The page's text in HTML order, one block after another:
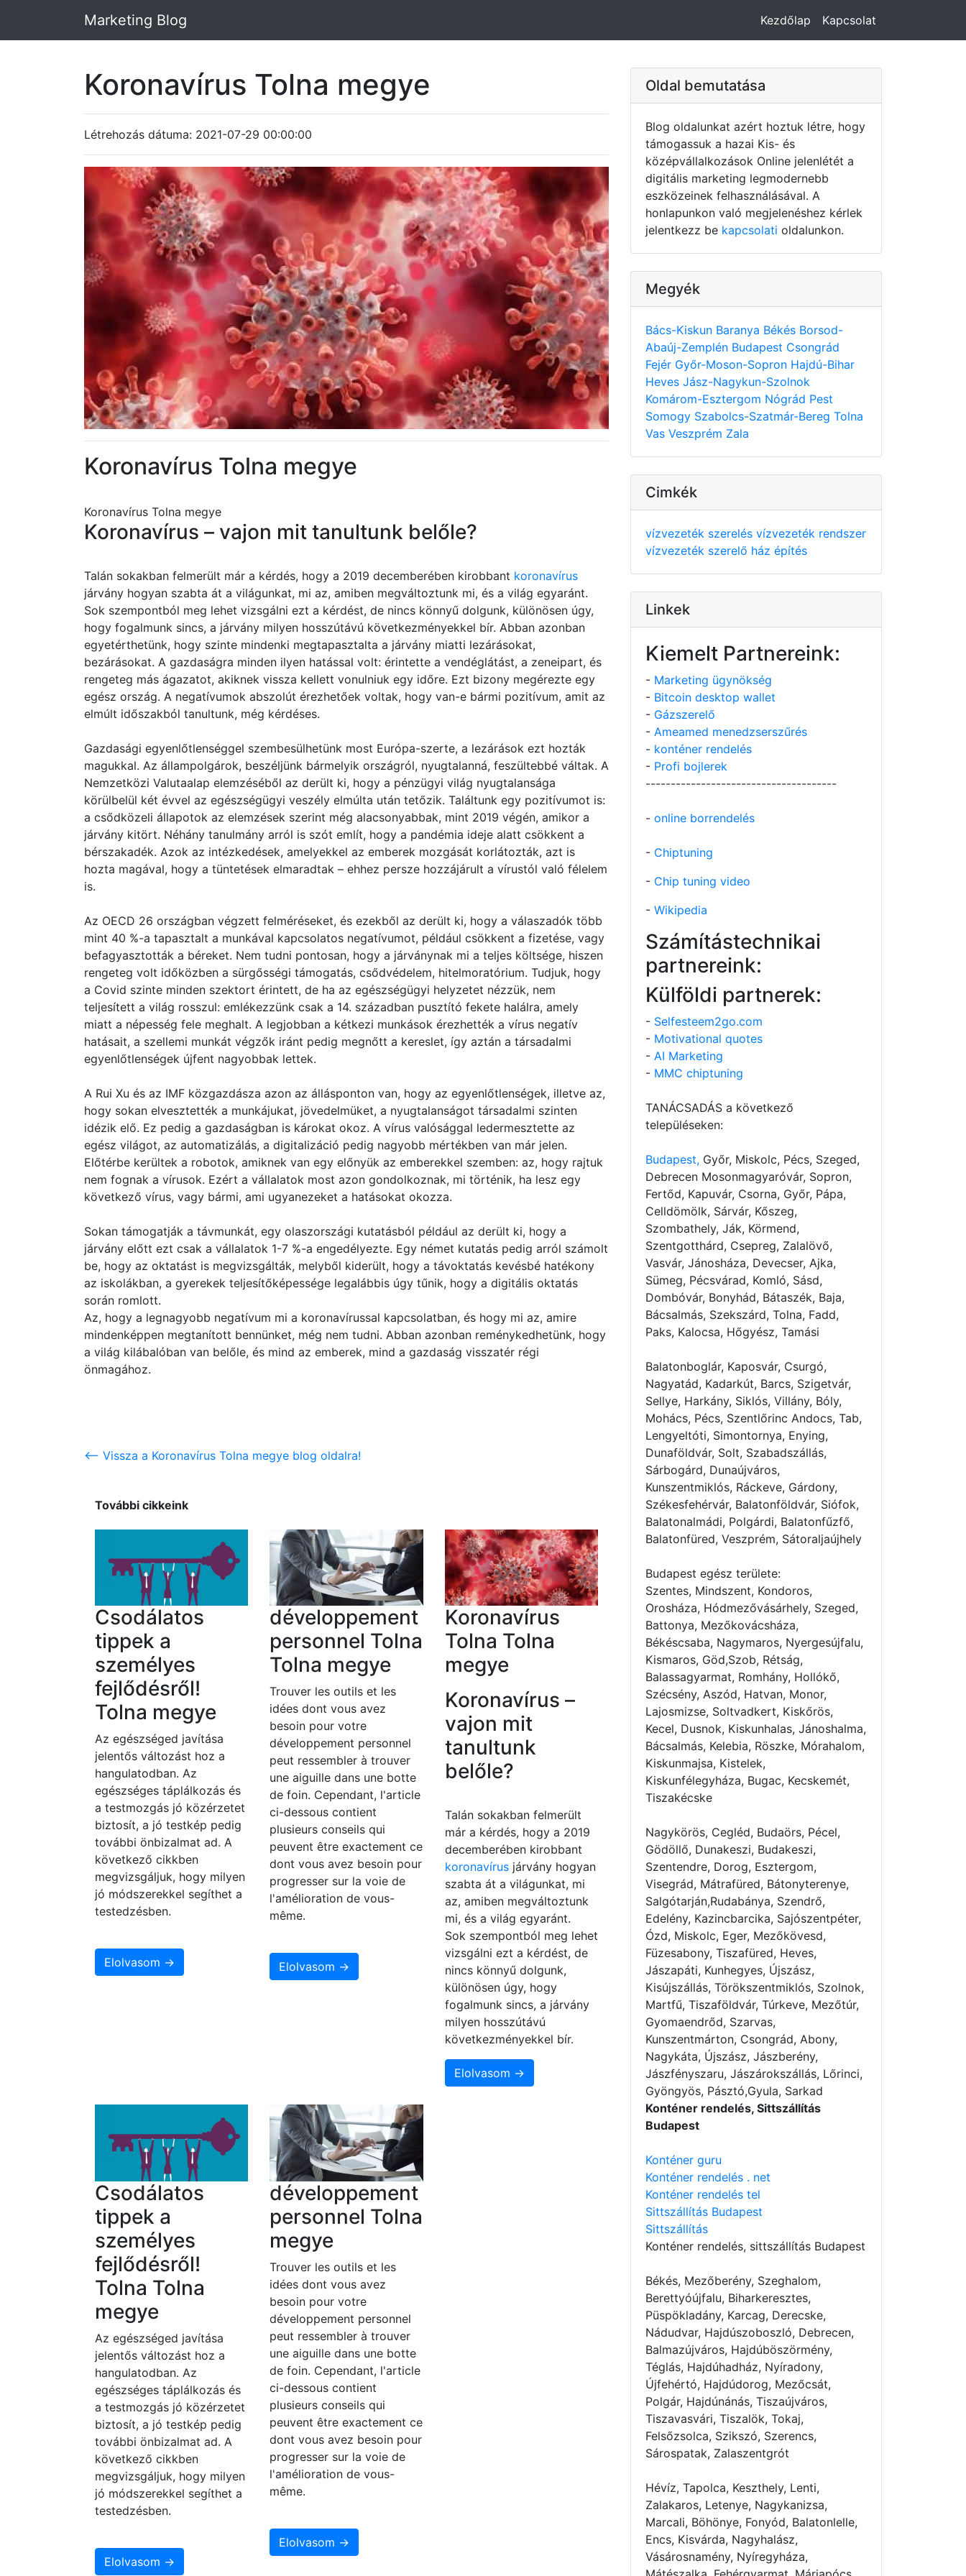
Marketing Blog Kezdőlap Kapcsolat
Koronavírus Tolna megye
Létrehozás dátuma: 2021-07-29 00:00:00
Koronavírus Tolna megye
Koronavírus Tolna megye
Koronavírus – vajon mit tanultunk belőle?
Talán sokakban felmerült már a kérdés, hogy a 2019 decemberében kirobbant koronavírus
járvány hogyan szabta át a világunkat, mi az, amiben megváltoztunk mi, és a világ egyaránt.
Sok szempontból meg lehet vizsgálni ezt a kérdést, de nincs könnyű dolgunk, különösen úgy,
hogy fogalmunk sincs, a járvány milyen hosszútávú következményekkel bír. Abban azonban
egyetérthetünk, hogy szinte mindenki megtapasztalta a járvány miatti lezárásokat,
bezárásokat. A gazdaságra minden ilyen hatással volt: érintette a vendéglátást, a zeneipart, és
rengeteg más ágazatot, akiknek vissza kellett vonulniuk egy időre. Ezt bizony megérezte egy
egész ország. A negatívumok abszolút érezhetőek voltak, hogy van-e bármi pozitívum, amit az
elmúlt időszakból tanultunk, még kérdéses.
Gazdasági egyenlőtlenséggel szembesülhetünk most Európa-szerte, a lezárások ezt hozták
magukkal. Az állampolgárok, beszéljünk bármelyik országról, nyugtalanná, feszültebbé váltak. A
Nemzetközi Valutaalap elemzéséből az derült ki, hogy a pénzügyi világ nyugtalansága
körülbelül két évvel az egészségügyi veszély elmúlta után tetőzik. Találtunk egy pozitívumot is:
a csődközeli állapotok az elemzések szerint még alacsonyabbak, mint 2019 végén, amikor a
járvány kitört. Néhány tanulmány arról is szót említ, hogy a pandémia ideje alatt csökkent a
bérszakadék. Azok az intézkedések, amelyekkel az emberek mozgását korlátozták, azt is
hozta magával, hogy a tüntetések elmaradtak – ehhez persze hozzájárult a vírustól való félelem
is.
Az OECD 26 országban végzett felméréseket, és ezekből az derült ki, hogy a válaszadók több
mint 40 %-a tapasztalt a munkával kapcsolatos negatívumot, például csökkent a fizetése, vagy
befagyasztották a béreket. Nem tudni pontosan, hogy a járványnak mi a teljes költsége, hiszen
rengeteg volt időközben a sürgősségi támogatás, csődvédelem, hitelmoratórium. Tudjuk, hogy
a Covid szinte minden szektort érintett, de ha az egészségügyi helyzetet nézzük, nem
teljesített a világ rosszul: emlékezzünk csak a 14. században pusztító fekete halálra, amely
miatt a népesség fele meghalt. A legjobban a kétkezi munkások érezhették a vírus negatív
hatásait, a szellemi munkát végzők iránt pedig megnőtt a kereslet, így aztán a társadalmi
egyenlőtlenségek újfent nagyobbak lettek.
A Rui Xu és az IMF közgazdásza azon az állásponton van, hogy az egyenlőtlenségek, illetve az,
hogy sokan elvesztették a munkájukat, jövedelmüket, a nyugtalanságot társadalmi szinten
idézik elő. Ez pedig a gazdaságban is károkat okoz. A vírus valósággal ledermesztette az
egész világot, az automatizálás, a digitalizáció pedig nagyobb mértékben van már jelen.
Előtérbe kerültek a robotok, amiknek van egy előnyük az emberekkel szemben: az, hogy rajtuk
nem fognak a vírusok. Ezért a vállalatok most azon gondolkoznak, mi történik, ha lesz egy
következő vírus, vagy bármi, ami ugyanezeket a hatásokat okozza.
Sokan támogatják a távmunkát, egy olaszországi kutatásból például az derült ki, hogy a
járvány előtt ezt csak a vállalatok 1-7 %-a engedélyezte. Egy német kutatás pedig arról számolt
be, hogy az oktatást is megvizsgálták, melyből kiderült, hogy a távoktatás kevésbé hatékony
az iskolákban, a gyerekek teljesítőképessége legalábbis úgy tűnik, hogy a digitális oktatás
során romlott.
Az, hogy a legnagyobb negatívum mi a koronavírussal kapcsolatban, és hogy mi az, amire
mindenképpen megtanított bennünket, még nem tudni. Abban azonban reménykedhetünk, hogy
a világ kilábalóban van belőle, és mind az emberek, mind a gazdaság visszatér régi
önmagához.
<-- Vissza a Koronavírus Tolna megye blog oldalra!
További cikkeink
Csodálatos
tippek a
személyes
fejlődésről!
Tolna megye
Az egészséged javítása
jelentős változást hoz a
hangulatodban. Az
egészséges táplálkozás és
a testmozgás jó közérzetet
biztosít, a jó testkép pedig
további önbizalmat ad. A
következő cikkben
megvizsgáljuk, hogy milyen
jó módszerekkel segíthet a
testedzésben.
Elolvasom →
développement
personnel Tolna
Tolna megye
Trouver les outils et les
idées dont vous avez
besoin pour votre
développement personnel
peut ressembler à trouver
une aiguille dans une botte
de foin. Cependant, l'article
ci-dessous contient
plusieurs conseils qui
peuvent être exactement ce
dont vous avez besoin pour
progresser sur la voie de
l'amélioration de vous-
même.
Elolvasom →
Koronavírus
Tolna Tolna
megye
Koronavírus –
vajon mit
tanultunk
belőle?
Talán sokakban felmerült
már a kérdés, hogy a 2019
decemberében kirobbant
koronavírusjárvány hogyan
szabta át a világunkat, mi
az, amiben megváltoztunk
mi, és a világ egyaránt.
Sok szempontból meg lehet
vizsgálni ezt a kérdést, de
nincs könnyű dolgunk,
különösen úgy, hogy
fogalmunk sincs, a járvány
milyen hosszútávú
következményekkel bír.
Elolvasom →
Csodálatos
tippek a
személyes
fejlődésről!
Tolna Tolna
megye
Az egészséged javítása
jelentős változást hoz a
hangulatodban. Az
egészséges táplálkozás és
a testmozgás jó közérzetet
biztosít, a jó testkép pedig
további önbizalmat ad. A
következő cikkben
megvizsgáljuk, hogy milyen
jó módszerekkel segíthet a
testedzésben.
Elolvasom →
développement
personnel Tolna
megye
Trouver les outils et les
idées dont vous avez
besoin pour votre
développement personnel
peut ressembler à trouver
une aiguille dans une botte
de foin. Cependant, l'article
ci-dessous contient
plusieurs conseils qui
peuvent être exactement ce
dont vous avez besoin pour
progresser sur la voie de
l'amélioration de vous-
même.
Elolvasom →
Oldal bemutatása
Blog oldalunkat azért hoztuk létre, hogy
támogassuk a hazai Kis- és
középvállalkozások Online jelenlétét a
digitális marketing legmodernebb
eszközeinek felhasználásával. A
honlapunkon való megjelenéshez kérlek
jelentkezz be kapcsolati oldalunkon.
Megyék
Bács-Kiskun Baranya Békés Borsod-
Abaúj-Zemplén Budapest Csongrád
Fejér Győr-Moson-Sopron Hajdú-Bihar
Heves Jász-Nagykun-Szolnok
Komárom-Esztergom Nógrád Pest
Somogy Szabolcs-Szatmár-Bereg Tolna
Vas Veszprém Zala
Cimkék
vízvezeték szerelés vízvezeték rendszer
vízvezeték szerelő ház építés
Linkek
Kiemelt Partnereink:
- Marketing ügynökség
- Bitcoin desktop wallet
- Gázszerelő
- Ameamed menedzserszűrés
- konténer rendelés
- Profi bojlerek
--------------------------------------
- online borrendelés
- Chiptuning
- Chip tuning video
- Wikipedia
Számítástechnikai
partnereink:
Külföldi partnerek:
- Selfesteem2go.com
- Motivational quotes
- AI Marketing
- MMC chiptuning
TANÁCSADÁS a következő
településeken:
Budapest, Győr, Miskolc, Pécs, Szeged,
Debrecen Mosonmagyaróvár, Sopron,
Fertőd, Kapuvár, Csorna, Győr, Pápa,
Celldömölk, Sárvár, Kőszeg,
Szombathely, Ják, Körmend,
Szentgotthárd, Csepreg, Zalalövő,
Vasvár, Jánosháza, Devecser, Ajka,
Sümeg, Pécsvárad, Komló, Sásd,
Dombóvár, Bonyhád, Bátaszék, Baja,
Bácsalmás, Szekszárd, Tolna, Fadd,
Paks, Kalocsa, Hőgyész, Tamási
Balatonboglár, Kaposvár, Csurgó,
Nagyatád, Kadarkút, Barcs, Szigetvár,
Sellye, Harkány, Siklós, Villány, Bóly,
Mohács, Pécs, Szentlőrinc Andocs, Tab,
Lengyeltóti, Simontornya, Enying,
Dunaföldvár, Solt, Szabadszállás,
Sárbogárd, Dunaújváros,
Kunszentmiklós, Ráckeve, Gárdony,
Székesfehérvár, Balatonföldvár, Siófok,
Balatonalmádi, Polgárdi, Balatonfűzfő,
Balatonfüred, Veszprém, Sátoraljaújhely
Budapest egész területe:
Szentes, Mindszent, Kondoros,
Orosháza, Hódmezővásárhely, Szeged,
Battonya, Mezőkovácsháza,
Békéscsaba, Nagymaros, Nyergesújfalu,
Kismaros, Göd,Szob, Rétság,
Balassagyarmat, Romhány, Hollókő,
Szécsény, Aszód, Hatvan, Monor,
Lajosmizse, Soltvadkert, Kiskőrös,
Kecel, Dusnok, Kiskunhalas, Jánoshalma,
Bácsalmás, Kelebia, Röszke, Mórahalom,
Kiskunmajsa, Kistelek,
Kiskunfélegyháza, Bugac, Kecskemét,
Tiszakécske
Nagykörös, Cegléd, Budaörs, Pécel,
Gödöllő, Dunakeszi, Budakeszi,
Szentendre, Dorog, Esztergom,
Visegrád, Mátrafüred, Bátonyterenye,
Salgótarján,Rudabánya, Szendrő,
Edelény, Kazincbarcika, Sajószentpéter,
Ózd, Miskolc, Eger, Mezőkövesd,
Füzesabony, Tiszafüred, Heves,
Jászapáti, Kunhegyes, Újszász,
Kisújszállás, Törökszentmiklós, Szolnok,
Martfű, Tiszaföldvár, Túrkeve, Mezőtúr,
Gyomaendrőd, Szarvas,
Kunszentmárton, Csongrád, Abony,
Nagykáta, Újszász, Jászberény,
Jászfényszaru, Jászárokszállás, Lőrinci,
Gyöngyös, Pásztó,Gyula, Sarkad
Konténer rendelés, Sittszállítás
Budapest
Konténer guru
Konténer rendelés . net
Konténer rendelés tel
Sittszállítás Budapest
Sittszállítás
Konténer rendelés, sittszállítás Budapest
Békés, Mezőberény, Szeghalom,
Berettyóújfalu, Biharkeresztes,
Püspökladány, Karcag, Derecske,
Nádudvar, Hajdúszoboszló, Debrecen,
Balmazújváros, Hajdúböszörmény,
Téglás, Hajdúhadház, Nyíradony,
Újfehértó, Hajdúdorog, Mezőcsát,
Polgár, Hajdúnánás, Tiszaújváros,
Tiszavasvári, Tiszalök, Tokaj,
Felsőzsolca, Szikszó, Szerencs,
Sárospatak, Zalaszentgrót
Hévíz, Tapolca, Keszthely, Lenti,
Zalakaros, Letenye, Nagykanizsa,
Marcali, Böhönye, Fonyód, Balatonlelle,
Encs, Kisvárda, Nagyhalász,
Vásárosnamény, Nyíregyháza,